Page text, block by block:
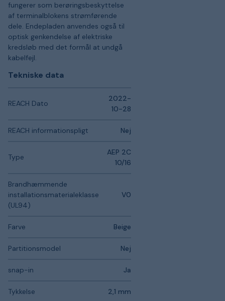
fungerer som berøringsbeskyttelse
af terminalblokens strømførende
dele. Endepladen anvendes også til
optisk genkendelse af elektriske
kredsløb med det formål at undgå
kabelfejl.
Tekniske data
REACH Dato
2022-
10-28
REACH informationspligt Nej
Type
AEP 2C
10/16
Brandhæmmende
installationsmaterialeklasse
(UL94)
V0
Farve Beige
Partitionsmodel Nej
snap-in Ja
Tykkelse 2,1 mm